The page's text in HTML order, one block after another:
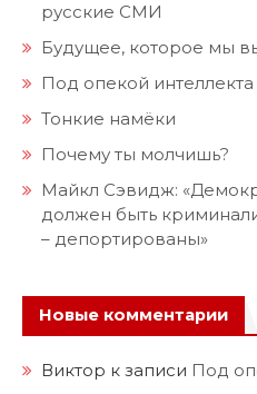
русские СМИ
Будущее, которое мы
Под опекой интеллекта
Тонкие намёки
Почему ты молчишь?
Майкл Сэвидж:
должен быть
– депортированы»
Новые комментарии
Виктор к записи Под